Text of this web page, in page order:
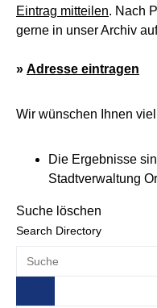
Eintrag mitteilen. Nach
gerne in unser Archiv
» Adresse eintragen
Wir wünschen Ihnen
Die Ergebnisse
Stadtverwaltung
Suche löschen
Search Directory